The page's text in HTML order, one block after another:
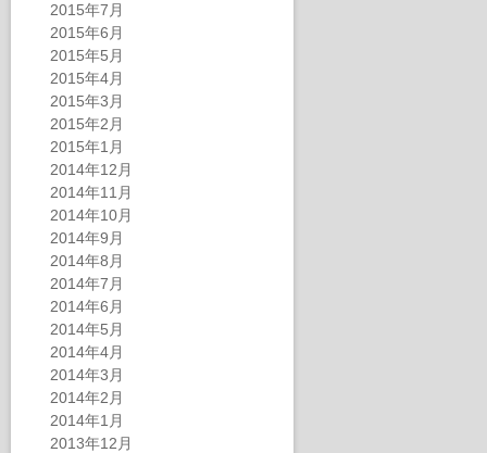
2015年7月
2015年6月
2015年5月
2015年4月
2015年3月
2015年2月
2015年1月
2014年12月
2014年11月
2014年10月
2014年9月
2014年8月
2014年7月
2014年6月
2014年5月
2014年4月
2014年3月
2014年2月
2014年1月
2013年12月